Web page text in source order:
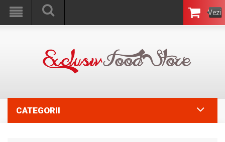
Vezi
Coşul
CATEGORII